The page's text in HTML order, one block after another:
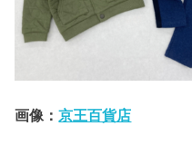
画像：京王百貨店